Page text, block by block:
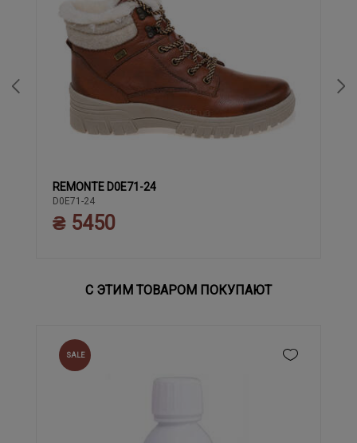
36 37 38 39
REMONTE D0E71-24
D0E71-24
₴ 5450
С ЭТИМ ТОВАРОМ ПОКУПАЮТ
SALE